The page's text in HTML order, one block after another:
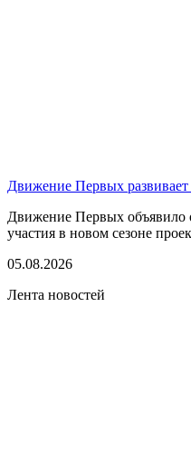
Движение Первых
Движение Первых объявило
участия в новом сезоне
05.08.2026
Лента новостей